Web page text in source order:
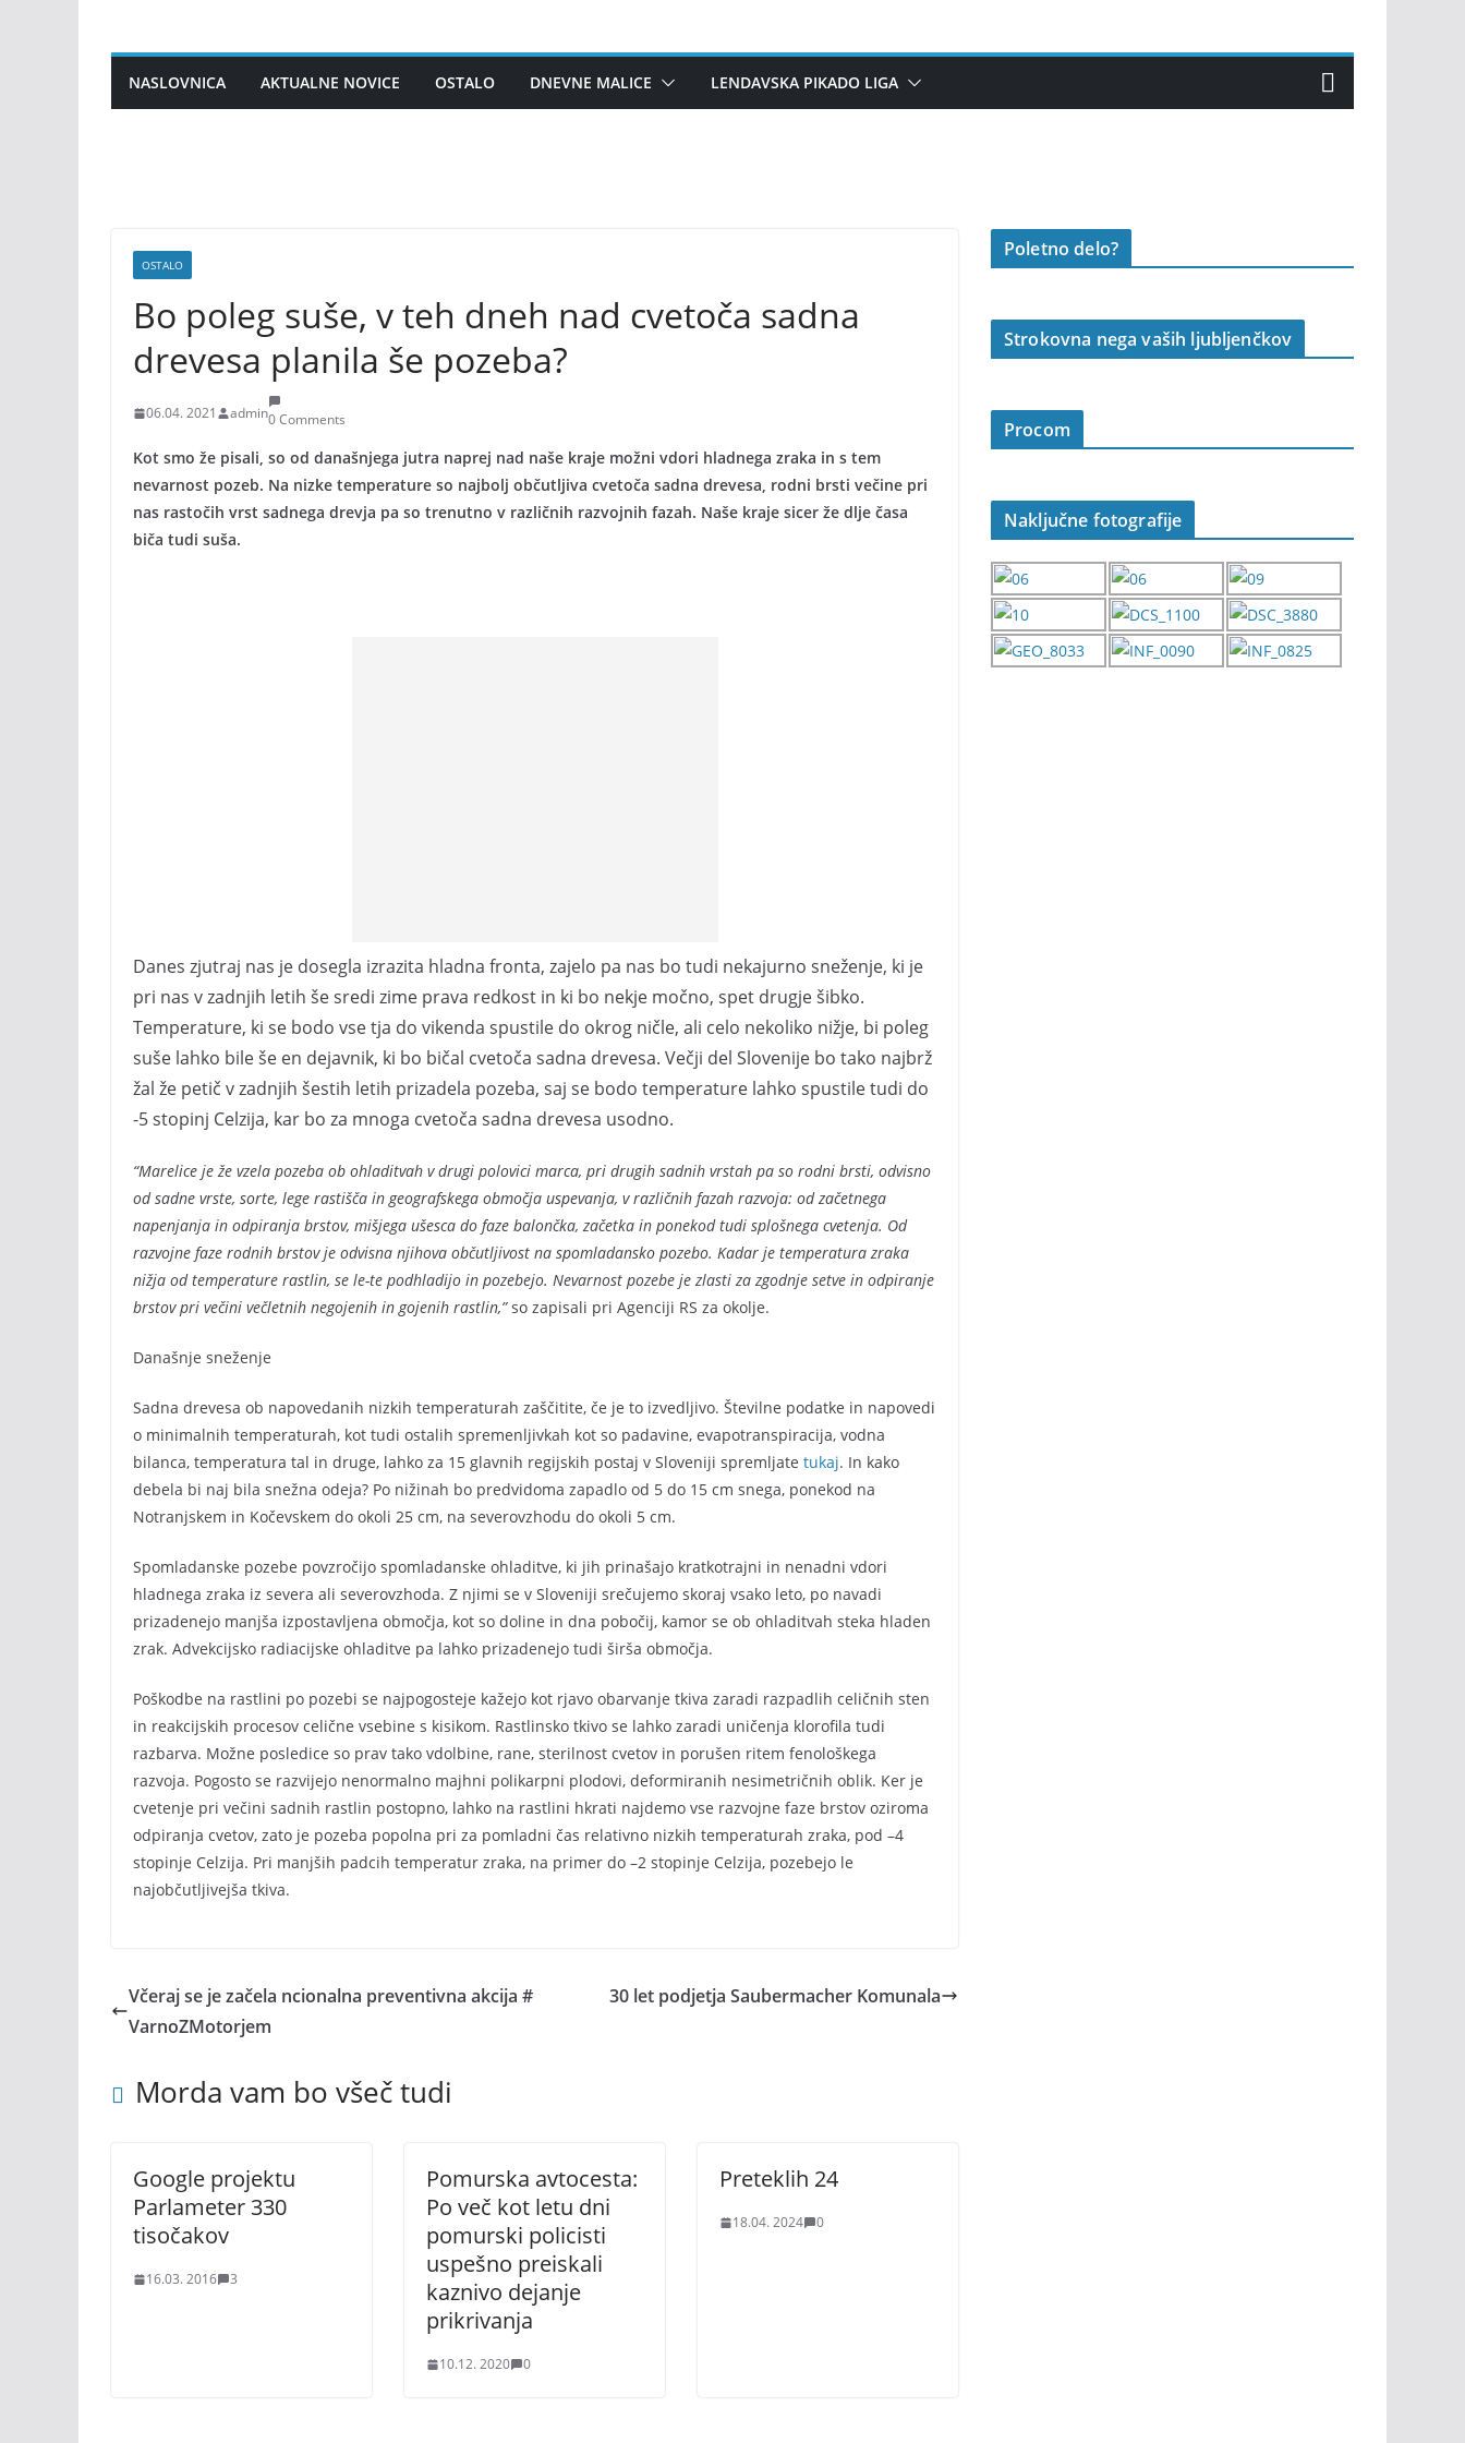
contentNASLOVNICA AKTUALNE NOVICE OSTALO DNEVNE MALICE LENDAVSKA PIKADO LIGA
OSTALO
Bo poleg suše, v teh dneh nad cvetoča sadna
drevesa planila še pozeba?
06.04. 2021 admin0 Comments
Kot smo že pisali, so od današnjega jutra naprej nad naše kraje možni vdori hladnega zraka in s tem
nevarnost pozeb. Na nizke temperature so najbolj občutljiva cvetoča sadna drevesa, rodni brsti večine pri
nas rastočih vrst sadnega drevja pa so trenutno v različnih razvojnih fazah. Naše kraje sicer že dlje časa
biča tudi suša.
Danes zjutraj nas je dosegla izrazita hladna fronta, zajelo pa nas bo tudi nekajurno sneženje, ki je
pri nas v zadnjih letih še sredi zime prava redkost in ki bo nekje močno, spet drugje šibko.
Temperature, ki se bodo vse tja do vikenda spustile do okrog ničle, ali celo nekoliko nižje, bi poleg
suše lahko bile še en dejavnik, ki bo bičal cvetoča sadna drevesa. Večji del Slovenije bo tako najbrž
žal že petič v zadnjih šestih letih prizadela pozeba, saj se bodo temperature lahko spustile tudi do
-5 stopinj Celzija, kar bo za mnoga cvetoča sadna drevesa usodno.
“Marelice je že vzela pozeba ob ohladitvah v drugi polovici marca, pri drugih sadnih vrstah pa so rodni brsti, odvisno
od sadne vrste, sorte, lege rastišča in geografskega območja uspevanja, v različnih fazah razvoja: od začetnega
napenjanja in odpiranja brstov, mišjega ušesca do faze balončka, začetka in ponekod tudi splošnega cvetenja. Od
razvojne faze rodnih brstov je odvisna njihova občutljivost na spomladansko pozebo. Kadar je temperatura zraka
nižja od temperature rastlin, se le-te podhladijo in pozebejo. Nevarnost pozebe je zlasti za zgodnje setve in odpiranje
brstov pri večini večletnih negojenih in gojenih rastlin,”so zapisali pri Agenciji RS za okolje.
Današnje sneženje
Sadna drevesa ob napovedanih nizkih temperaturah zaščitite, če je to izvedljivo. Številne podatke in napovedi
o minimalnih temperaturah, kot tudi ostalih spremenljivkah kot so padavine, evapotranspiracija, vodna
bilanca, temperatura tal in druge, lahko za 15 glavnih regijskih postaj v Sloveniji spremljate tukaj. In kako
debela bi naj bila snežna odeja? Po nižinah bo predvidoma zapadlo od 5 do 15 cm snega, ponekod na
Notranjskem in Kočevskem do okoli 25 cm, na severovzhodu do okoli 5 cm.
Spomladanske pozebe povzročijo spomladanske ohladitve, ki jih prinašajo kratkotrajni in nenadni vdori
hladnega zraka iz severa ali severovzhoda. Z njimi se v Sloveniji srečujemo skoraj vsako leto, po navadi
prizadenejo manjša izpostavljena območja, kot so doline in dna pobočij, kamor se ob ohladitvah steka hladen
zrak. Advekcijsko radiacijske ohladitve pa lahko prizadenejo tudi širša območja.
Poškodbe na rastlini po pozebi se najpogosteje kažejo kot rjavo obarvanje tkiva zaradi razpadlih celičnih sten
in reakcijskih procesov celične vsebine s kisikom. Rastlinsko tkivo se lahko zaradi uničenja klorofila tudi
razbarva. Možne posledice so prav tako vdolbine, rane, sterilnost cvetov in porušen ritem fenološkega
razvoja. Pogosto se razvijejo nenormalno majhni polikarpni plodovi, deformiranih nesimetričnih oblik. Ker je
cvetenje pri večini sadnih rastlin postopno, lahko na rastlini hkrati najdemo vse razvojne faze brstov oziroma
odpiranja cvetov, zato je pozeba popolna pri za pomladni čas relativno nizkih temperaturah zraka, pod –4
stopinje Celzija. Pri manjših padcih temperatur zraka, na primer do –2 stopinje Celzija, pozebejo le
najobčutljivejša tkiva.
Včeraj se je začela ncionalna preventivna akcija #
VarnoZMotorjem
30 let podjetja Saubermacher Komunala
Morda vam bo všeč tudi
Google projektu
Parlameter 330
tisočakov
16.03. 2016 3
Pomurska avtocesta:
Po več kot letu dni
pomurski policisti
uspešno preiskali
kaznivo dejanje
prikrivanja
10.12. 2020 0
Preteklih 24
18.04. 2024 0
Poletno delo?
Strokovna nega vaših ljubljenčkov
Procom
Naključne fotografije